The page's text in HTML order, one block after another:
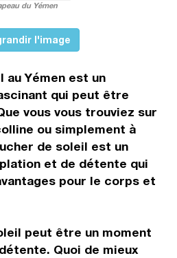
du Yémen
l'image
au Yémen est un
qui peut être
vous vous trouviez sur
ou simplement à
de soleil est un
et de détente qui
pour le corps et
peut être un moment
Quoi de mieux